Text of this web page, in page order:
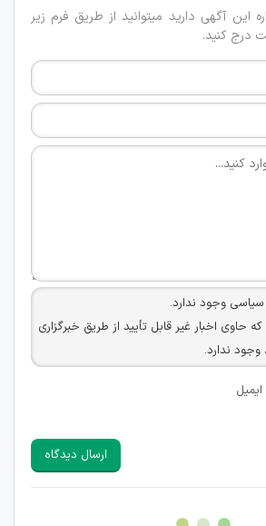
این آگهی دارید میتوانید از طریق فرم زیر
درج کنید.
سیاسی وجود ندارد.
که حاوی اخبار غیر قابل تأیید از طریق خبرگزاری
ندارد.
می باشند وجود ندارد.
کاربرانی که به هر طریقی قصد مأیوس کردن
و کنایه به سایر افراد (مسئول و غیر مسئول)
هرگونه ملاقات حضوری چه به صورت دسته
ارسال دیدگاه